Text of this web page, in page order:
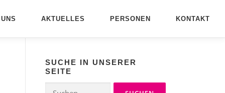
AKTUELLES PERSONEN KONTAKT
SUCHE IN UNSERER
SEITE
Suchen